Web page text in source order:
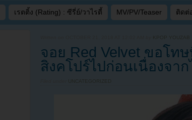
เรตติ้ง (Rating) : ซีรี่ย์/วาไรตี้ MV/PV/Teaser ติดต่
KPOP YOUZAB
จอย Red Velvet ขอโท
สิงคโปร์ไปก่อนเนื่องจา
UNCATEGORIZED